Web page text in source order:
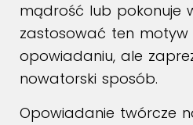
mądrość lub pokonuje
zastosować ten motyw
opowiadaniu, ale
nowatorski sposób.
Opowiadanie twórcze